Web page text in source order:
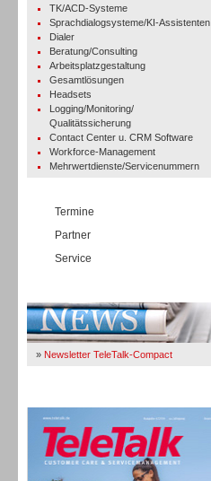
TK/ACD-Systeme
Sprachdialogsysteme/KI-Assistenten
Dialer
Beratung/Consulting
Arbeitsplatzgestaltung
Gesamtlösungen
Headsets
Logging/Monitoring/
Qualitätssicherung
Contact Center u. CRM Software
Workforce-Management
Mehrwertdienste/Servicenummern
Termine
Partner
Service
» Newsletter TeleTalk-Compact